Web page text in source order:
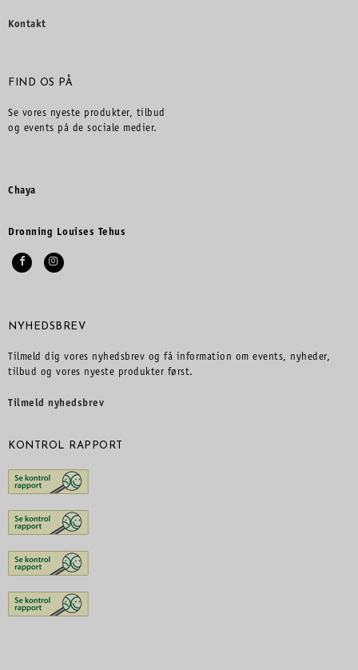
Kontakt
FIND OS PÅ
Se vores nyeste produkter, tilbud
og events på de sociale medier.
Chaya
Dronning Louises Tehus
NYHEDSBREV
Tilmeld dig vores nyhedsbrev og få information om events, nyheder,
tilbud og vores nyeste produkter først.
Tilmeld nyhedsbrev
KONTROL RAPPORT